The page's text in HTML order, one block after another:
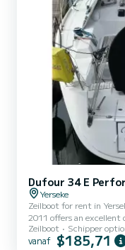
Dufour 34 E
Yerseke
Zeilboot for rent in
2011 offers an
days or even a few weeks. The boat has 2 cabins with all
and a capacity of 4
Zeilboot Schipper
vanaf $185,71